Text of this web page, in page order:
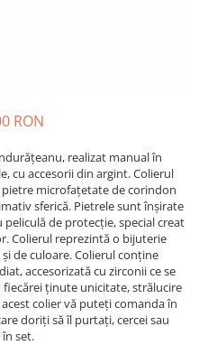
RON
realizat manual în
cu accesorii din argint. Colierul
microfațetate de corindon
sferică. Pietrele sunt înșirate
de protecție, special creat
Colierul reprezintă o bijuterie
de culoare. Colierul conține
accesorizată cu zirconii ce se
ținute unicitate, strălucire
colier vă puteți comanda în
doriți să îl purtați, cercei sau
set.